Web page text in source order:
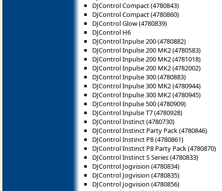
DJControl Compact (4780843)
DJControl Compact (4780860)
DJControl Glow (4780839)
DJControl H6
DJControl Inpulse 200 (4780882)
DJControl Inpulse 200 MK2 (4780583)
DJControl Inpulse 200 MK2 (4781018)
DJControl Inpulse 200 MK2 (4782002)
DJControl Inpulse 300 (4780883)
DJControl Inpulse 300 MK2 (4780944)
DJControl Inpulse 300 MK2 (4780945)
DJControl Inpulse 500 (4780909)
DJControl Inpulse T7 (4780928)
DJControl Instinct (4780730)
DJControl Instinct Party Pack (4780846)
DJControl Instinct P8 (‎4780861)
DJControl Instinct P8 Party Pack (4780870)
DJControl Instinct S Series (4780833)
DJControl Jogvision (4780834)
DJControl Jogvision (4780835)
DJControl Jogvision (4780856)